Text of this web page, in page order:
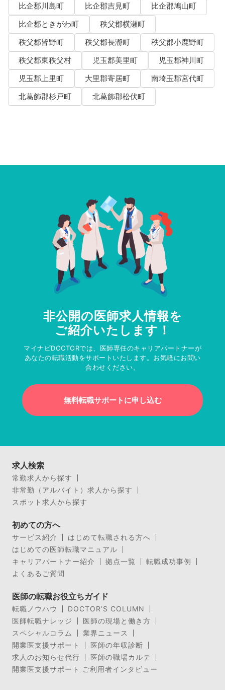
比企郡川島町
比企郡吉見町
比企郡鳩山町
比企郡ときがわ町
秩父郡横瀬町
秩父郡皆野町
秩父郡長瀞町
秩父郡小鹿野町
秩父郡東秩父村
児玉郡美里町
児玉郡神川町
児玉郡上里町
大里郡寄居町
南埼玉郡宮代町
北葛飾郡杉戸町
北葛飾郡松伏町
非公開の医師求人情報を
ご紹介いたします！
マイナビDOCTORでは、医師専任のキャリアパートナーが
あなたの転職活動をサポートいたします。お気軽にお問い
合わせください。
無料転職サポートに申し込む
求人検索
常勤求人から探す
非常勤（アルバイト）求人から探す
スポット求人から探す
初めての方へ
サービス紹介
はじめて転職される方へ
はじめての医師転職マニュアル
キャリアパートナー紹介
拠点一覧
転職成功事例
よくあるご質問
医師の転職お役立ちガイド
転職ノウハウ
DOCTOR’S COLUMN
医師転職ナレッジ
医師の現場と働き方
スペシャルコラム
業界ニュース
開業医支援サポート
医師の年収診断
求人のお知らせ代行
医師の職場カルテ
開業医支援サポート ご利用者インタビュー